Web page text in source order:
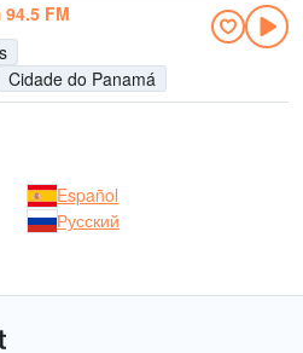
FM
Cidade do Panamá
Español
Русский